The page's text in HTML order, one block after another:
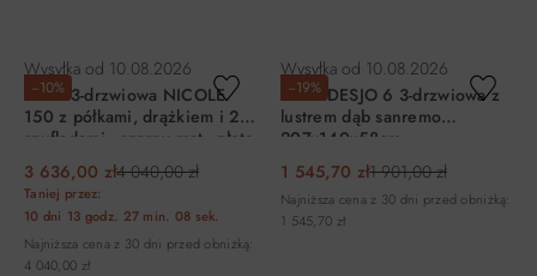
−10%
Wysyłka od 10.08.2026
Szafa 3-drzwiowa NICOLE
150 z półkami, drążkiem i 2
szufladami - czarny mat - złote
uchwyty - cokół
3 636,00 zł4 040,00 zł
Taniej przez:
10 dni 13 godz. 27 min. 08 sek.
Najniższa cena z 30 dni przed obniżką:
4 040,00 zł
−19%
Wysyłka od 10.08.2026
Szafa DESJO 6 3-drzwiowa z
lustrem dąb sanremo
207x140x58cm
1 545,70 zł1 901,00 zł
Najniższa cena z 30 dni przed obniżką:
1 545,70 zł